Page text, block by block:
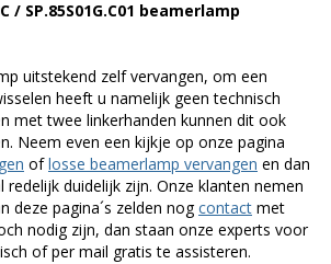
/ SP.85S01G.C01 beamerlamp
uitstekend zelf vervangen, om een
heeft u namelijk geen technisch
met twee linkerhanden kunnen dit ook
Neem even een kijkje op onze pagina
oflosse beamerlamp vervangen en dan
duidelijk zijn. Onze klanten nemen
deze pagina´s zelden nogcontact met
nodig zijn, dan staan onze experts voor
of per mail gratis te assisteren.